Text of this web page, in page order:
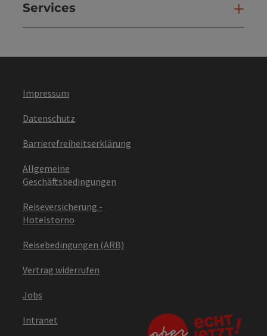
Services
Impressum
Datenschutz
Barrierefreiheitserklärung
Allgemeine
Geschäftsbedingungen
Reiseversicherung -
Hotelstorno
Reisebedingungen (ARB)
Vertrag widerrufen
Jobs
Intranet